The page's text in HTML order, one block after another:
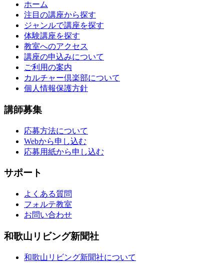
ホーム
注目の講座から探す
ジャンルで講座を探す
体験講座を探す
教室へのアクセス
講座の申込みについて
ご利用の案内
カルチャー倶楽部について
個人情報保護方針
講師募集
応募方法について
Webから申し込む
応募用紙から申し込む
サポート
よくある質問
フォルテ教室
お問い合わせ
和歌山リビング新聞社
和歌山リビング新聞社について